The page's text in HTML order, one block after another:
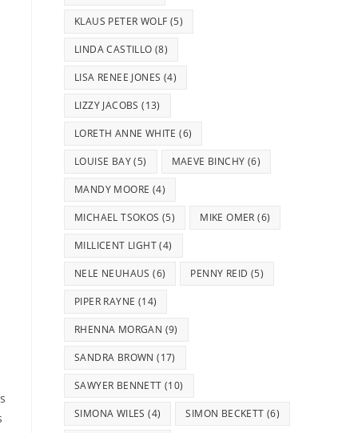
KLAUS PETER WOLF (5)
LINDA CASTILLO (8)
LISA RENEE JONES (4)
LIZZY JACOBS (13)
LORETH ANNE WHITE (6)
LOUISE BAY(5) MAEVE BINCHY (6)
MANDY MOORE (4)
MICHAEL TSOKOS (5) MIKE OMER (6)
MILLICENT LIGHT(4)
NELE NEUHAUS (6) PENNY REID (5)
PIPER RAYNE (14)
RHENNA MORGAN (9)
SANDRA BROWN (17)
SAWYER BENNETT (10)
SIMONA WILES (4) SIMON BECKETT (6)